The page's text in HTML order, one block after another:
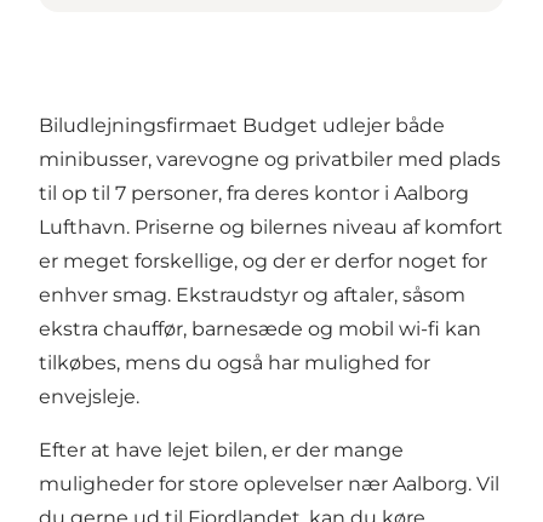
Biludlejningsfirmaet Budget udlejer både
minibusser, varevogne og privatbiler med plads
til op til 7 personer, fra deres kontor i Aalborg
Lufthavn. Priserne og bilernes niveau af komfort
er meget forskellige, og der er derfor noget for
enhver smag. Ekstraudstyr og aftaler, såsom
ekstra chauffør, barnesæde og mobil wi-fi kan
tilkøbes, mens du også har mulighed for
envejsleje.
Efter at have lejet bilen, er der mange
muligheder for store oplevelser nær Aalborg. Vil